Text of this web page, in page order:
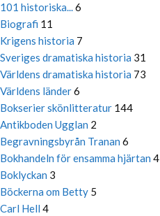
101 historiska...6
Biografi 11
Krigens historia 7
Sveriges dramatiska historia 31
Världens dramatiska historia 73
Världens länder6
Bokserier skönlitteratur 144
Antikboden Ugglan 2
Begravningsbyrån Tranan 6
Bokhandeln för ensamma hjärtan 4
Boklyckan 3
Böckerna om Betty 5
Carl Hell 4